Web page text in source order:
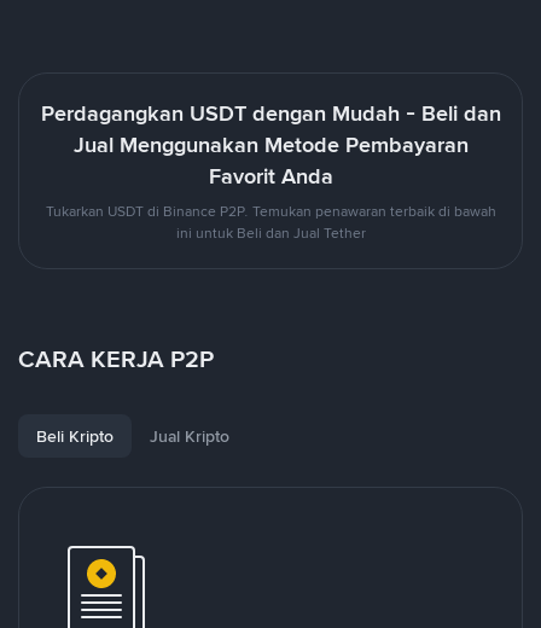
Perdagangkan USDT dengan Mudah - Beli dan
Jual Menggunakan Metode Pembayaran
Favorit Anda
Tukarkan USDT di Binance P2P. Temukan penawaran terbaik di bawah
ini untuk Beli dan Jual Tether
CARA KERJA P2P
Beli Kripto Jual Kripto